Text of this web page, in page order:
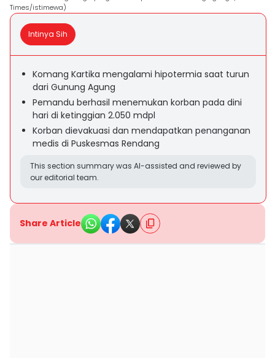
Times/istimewa)
Intinya Sih
Komang Kartika mengalami hipotermia saat turun
dari Gunung Agung
Pemandu berhasil menemukan korban pada dini
hari di ketinggian 2.050 mdpl
Korban dievakuasi dan mendapatkan penanganan
medis di Puskesmas Rendang
This section summary was AI-assisted and reviewed by
our editorial team.
Share Article